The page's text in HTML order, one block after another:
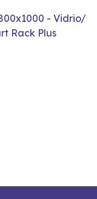
- Vidrio/
Rack Plus